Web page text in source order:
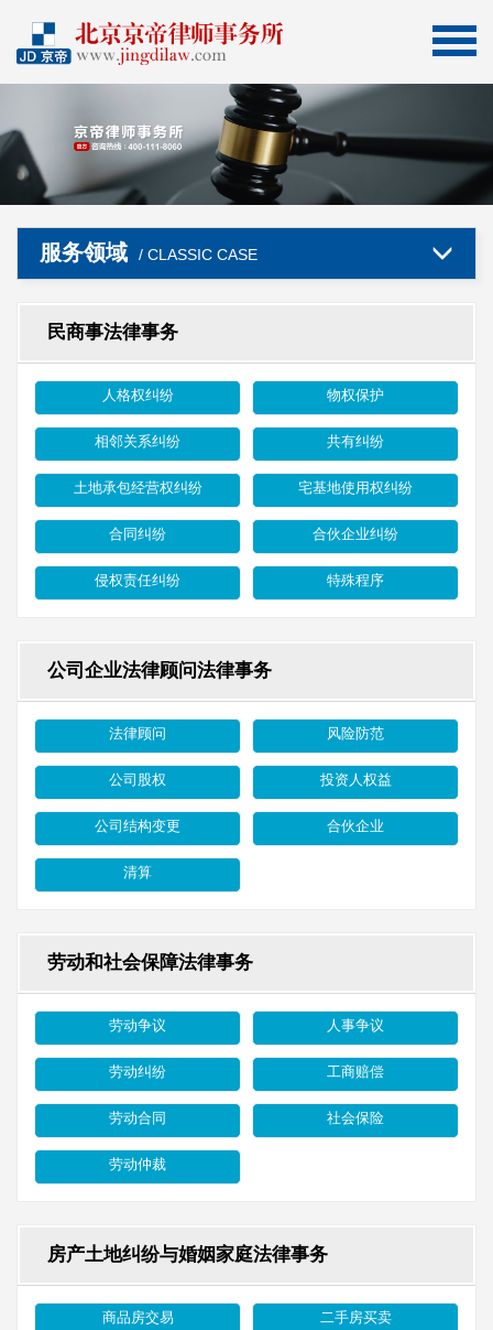
服务领域 / CLASSIC CASE
民商事法律事务
人格权纠纷 物权保护
相邻关系纠纷 共有纠纷
土地承包经营权纠纷 宅基地使用权纠纷
合同纠纷 合伙企业纠纷
侵权责任纠纷 特殊程序
公司企业法律顾问法律事务
法律顾问 风险防范
公司股权 投资人权益
公司结构变更 合伙企业
清算
劳动和社会保障法律事务
劳动争议 人事争议
劳动纠纷 工商赔偿
劳动合同 社会保险
劳动仲裁
房产土地纠纷与婚姻家庭法律事务
商品房交易 二手房买卖